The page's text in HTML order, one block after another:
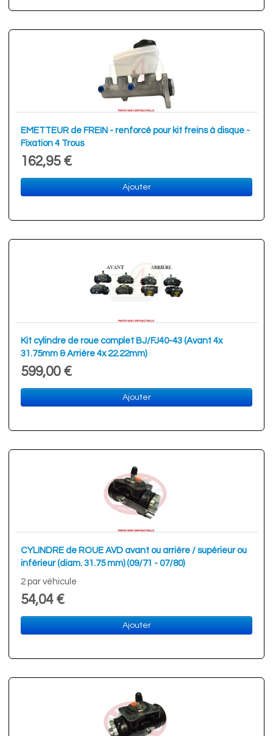
EMETTEUR de FREIN - renforcé pour kit freins à disque -
Fixation 4 Trous
162,95 €
Ajouter
Kit cylindre de roue complet BJ/FJ40-43 (Avant 4x
31.75mm & Arrière 4x 22.22mm)
599,00 €
Ajouter
CYLINDRE de ROUE AVD avant ou arrière / supérieur ou
inférieur (diam. 31.75 mm) (09/71 - 07/80)
2 par véhicule
54,04 €
Ajouter